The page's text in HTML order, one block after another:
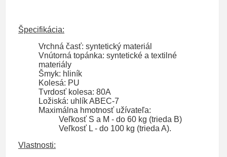
Špecifikácia:
Vrchná časť: syntetický materiál
Vnútorná topánka: syntetické a textilné
materiály
Šmyk: hliník
Kolesá: PU
Tvrdosť kolesa: 80A
Ložiská: uhlík ABEC-7
Maximálna hmotnosť užívateľa:
Veľkosť S a M - do 60 kg (trieda B)
Veľkosť L - do 100 kg (trieda A).
Vlastnosti: